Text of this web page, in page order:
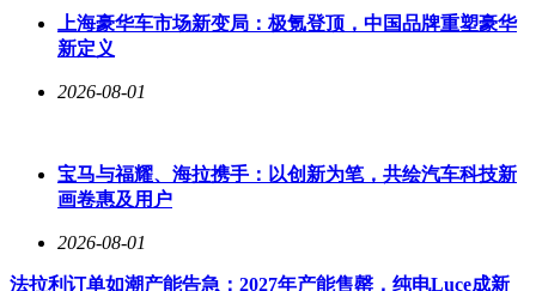
上海豪华车市场新变局：极氪登顶，中国品牌重塑豪华
新定义
2026-08-01
宝马与福耀、海拉携手：以创新为笔，共绘汽车科技新
画卷惠及用户
2026-08-01
法拉利订单如潮产能告急：2027年产能售罄，纯电Luce成新